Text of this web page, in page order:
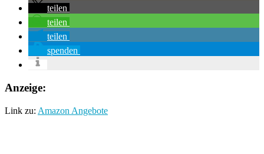
teilen
teilen
teilen
spenden
Anzeige:
Link zu: Amazon Angebote